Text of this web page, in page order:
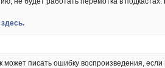
может писать ошибку воспроизведения,